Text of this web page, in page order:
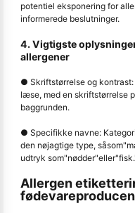
potentiel eksponering for
informerede beslutninger.
4. Vigtigste
allergener
● Skriftstørrelse og
læse, med en skriftstørrelse
baggrunden.
● Specifikke navne:
den nøjagtige type, såsom"
udtryk som"nødder"eller"fisk.
Allergen